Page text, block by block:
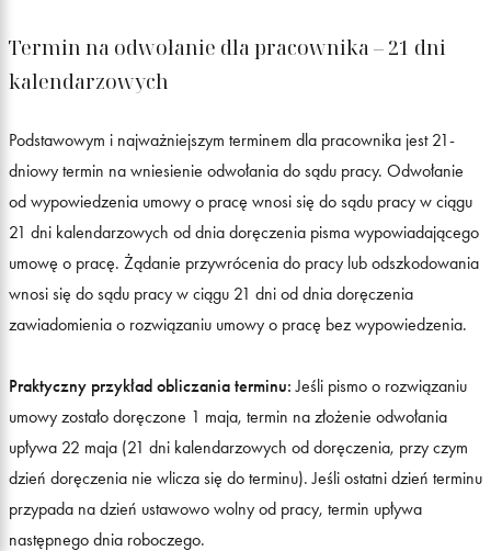
Termin na odwołanie dla pracownika – 21 dni
kalendarzowych
Podstawowym i najważniejszym terminem dla pracownika jest 21-
dniowy termin na wniesienie odwołania do sądu pracy. Odwołanie
od wypowiedzenia umowy o pracę wnosi się do sądu pracy w ciągu
21 dni kalendarzowych od dnia doręczenia pisma wypowiadającego
umowę o pracę. Żądanie przywrócenia do pracy lub odszkodowania
wnosi się do sądu pracy w ciągu 21 dni od dnia doręczenia
zawiadomienia o rozwiązaniu umowy o pracę bez wypowiedzenia.
Praktyczny przykład obliczania terminu: Jeśli pismo o rozwiązaniu
umowy zostało doręczone 1 maja, termin na złożenie odwołania
upływa 22 maja (21 dni kalendarzowych od doręczenia, przy czym
dzień doręczenia nie wlicza się do terminu). Jeśli ostatni dzień terminu
przypada na dzień ustawowo wolny od pracy, termin upływa
następnego dnia roboczego.